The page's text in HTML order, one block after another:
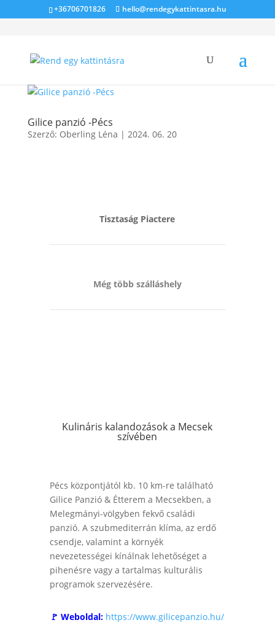
+36706701826 hello@rendegykattintasra.hu
Gilice panzió -Pécs
Szerző: Oberling Léna | 2024. 06. 20
Tisztaság Piactere
Még több szálláshely
Kulináris kalandozások a Mecsek
szívében
Pécs központjától kb. 10 km-re található
Gilice Panzió & Étterem a Mecsekben, a
Melegmányi-völgyben fekvő családi
panzió. A szubmediterrán klíma, az erdő
csendje, valamint a környék
nevezetességei kínálnak lehetőséget a
pihenésre vagy a tartalmas kulturális
programok szervezésére.
🚩 Weboldal: https://www.gilicepanzio.hu/